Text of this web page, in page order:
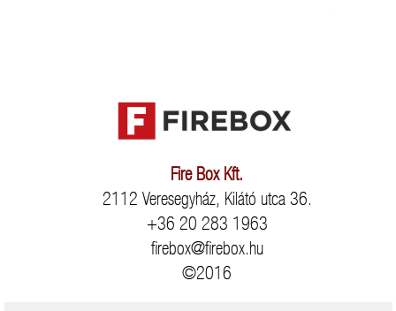
Fire Box Kft.
2112 Veresegyház, Kilátó utca 36.
+36 20 283 1963
firebox@firebox.hu
©2016